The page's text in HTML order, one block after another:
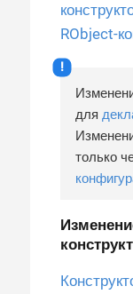
RObject-
для
только